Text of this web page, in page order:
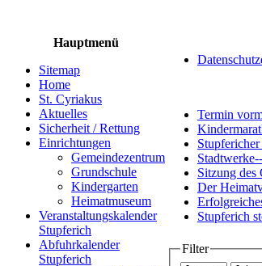
Hauptmenü
Sitemap
Home
St. Cyriakus
Aktuelles
Sicherheit / Rettung
Einrichtungen
Gemeindezentrum
Grundschule
Kindergarten
Heimatmuseum
Veranstaltungskalender
Stupferich
Abfuhrkalender
Stupferich
Termin
Sitzung des
Der
Stupferich
Filter